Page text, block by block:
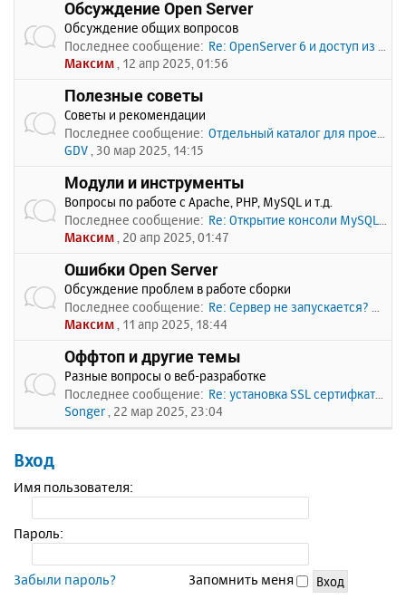
Обсуждение Open Server
Обсуждение общих вопросов
Последнее сообщение: Re: OpenServer 6 и доступ из …
Максим , 12 апр 2025, 01:56
Полезные советы
Советы и рекомендации
Последнее сообщение: Отдельный каталог для проекто…
GDV , 30 мар 2025, 14:15
Модули и инструменты
Вопросы по работе с Apache, PHP, MySQL и т.д.
Последнее сообщение: Re: Открытие консоли MySQL по…
Максим , 20 апр 2025, 01:47
Ошибки Open Server
Обсуждение проблем в работе сборки
Последнее сообщение: Re: Сервер не запускается? Пи…
Максим , 11 апр 2025, 18:44
Оффтоп и другие темы
Разные вопросы о веб-разработке
Последнее сообщение: Re: установка SSL сертифката
Songer , 22 мар 2025, 23:04
Вход
Имя пользователя:
Пароль:
Забыли пароль? Запомнить меня